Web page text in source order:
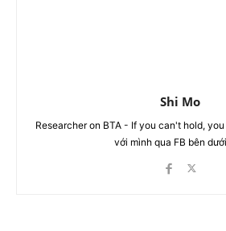
Shi Mo
Researcher on BTA - If you can't hold,
với mình qua FB bên